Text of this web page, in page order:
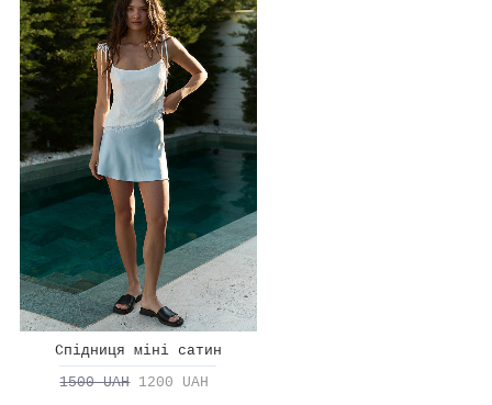
Спідниця міні сатин
1500 UAH 1200 UAH